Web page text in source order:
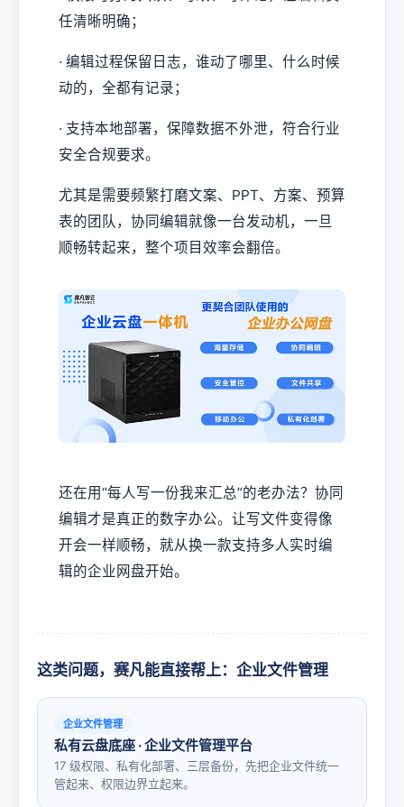
任清晰明确；
· 编辑过程保留日志，谁动了哪里、什么时候
动的，全都有记录；
· 支持本地部署，保障数据不外泄，符合行业
安全合规要求。
尤其是需要频繁打磨文案、PPT、方案、预算
表的团队，协同编辑就像一台发动机，一旦
顺畅转起来，整个项目效率会翻倍。
还在用“每人写一份我来汇总”的老办法？协同
编辑才是真正的数字办公。让写文件变得像
开会一样顺畅，就从换一款支持多人实时编
辑的企业网盘开始。
这类问题，赛凡能直接帮上：企业文件管理
企业文件管理
私有云盘底座 · 企业文件管理平台
17 级权限、私有化部署、三层备份，先把企业文件统一
管起来、权限边界立起来。